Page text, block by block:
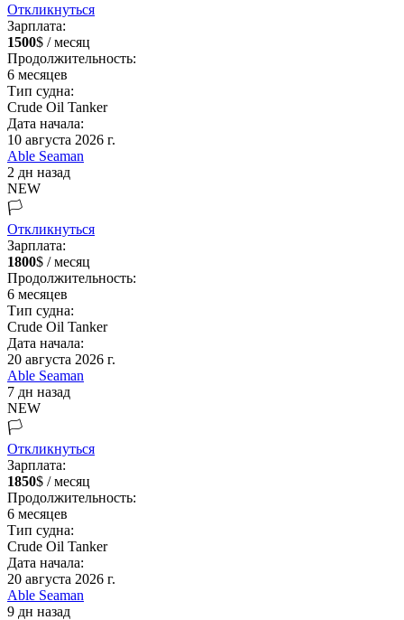
Откликнуться
Зарплата:
1500$ / месяц
Продолжительность:
6 месяцев
Тип судна:
Crude Oil Tanker
Дата начала:
10 августа 2026 г.
Able Seaman
2 дн назад
NEW
🏳️
Откликнуться
Зарплата:
1800$ / месяц
Продолжительность:
6 месяцев
Тип судна:
Crude Oil Tanker
Дата начала:
20 августа 2026 г.
Able Seaman
7 дн назад
NEW
🏳️
Откликнуться
Зарплата:
1850$ / месяц
Продолжительность:
6 месяцев
Тип судна:
Crude Oil Tanker
Дата начала:
20 августа 2026 г.
Able Seaman
9 дн назад